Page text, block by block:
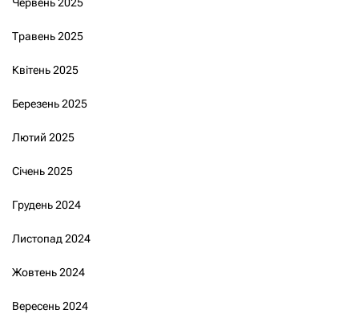
Червень 2025
Травень 2025
Квітень 2025
Березень 2025
Лютий 2025
Січень 2025
Грудень 2024
Листопад 2024
Жовтень 2024
Вересень 2024